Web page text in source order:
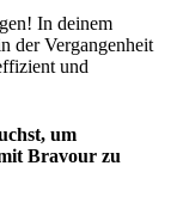
In deinem
der Vergangenheit
und
um
Bravour zu